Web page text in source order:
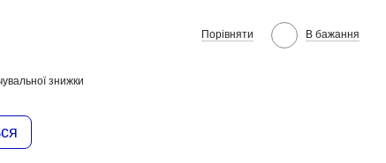
Порівняти В бажання
знижки